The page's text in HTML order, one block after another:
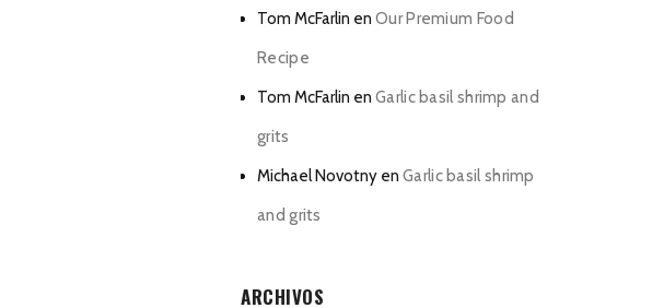
Tom McFarlin en Our Premium Food
Recipe
Tom McFarlin en Garlic basil shrimp and
grits
Michael Novotny en Garlic basil shrimp
and grits
ARCHIVOS